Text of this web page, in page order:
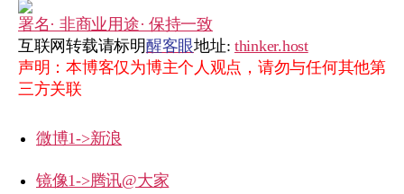
署名· 非商业用途· 保持一致
互联网转载请标明醒客眼地址: thinker.host
声明：本博客仅为博主个人观点，请勿与任何其他第
三方关联
微博1->新浪
镜像1->腾讯@大家